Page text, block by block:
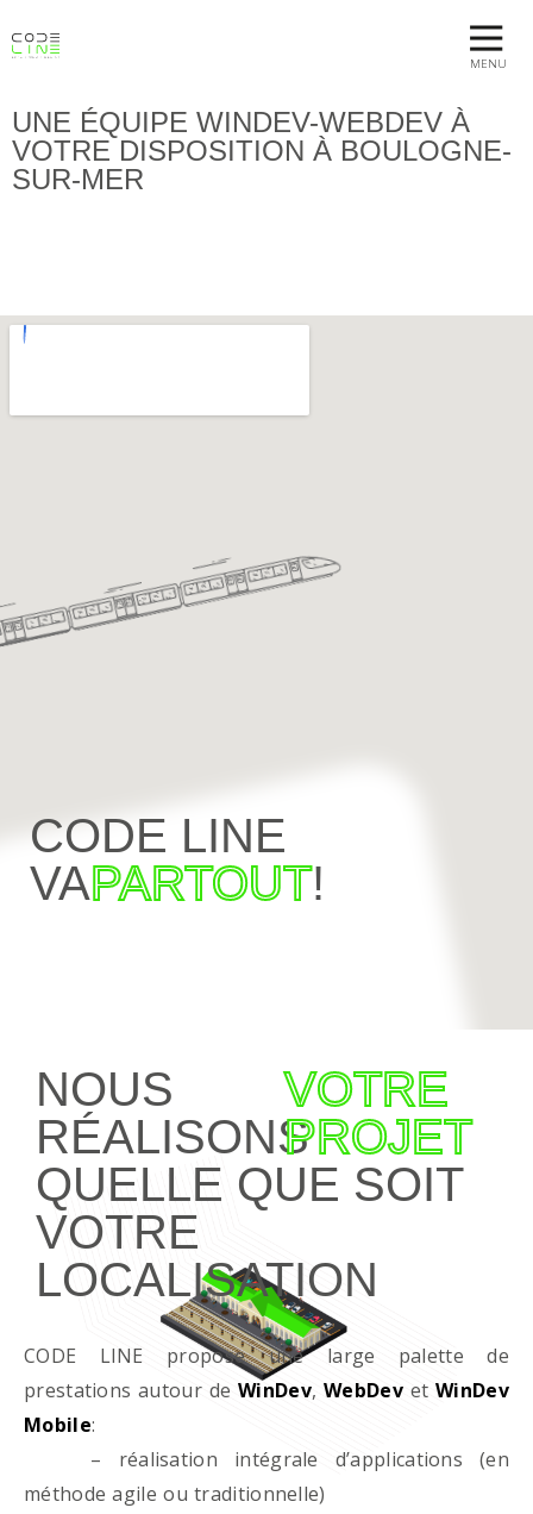
MENU
UNE ÉQUIPE WINDEV-WEBDEV À
VOTRE DISPOSITION À BOULOGNE-
SUR-MER
CODE LINE
VAPARTOUT!
NOUS
RÉALISONS
VOTRE
PROJET
QUELLE QUE SOIT
VOTRE
LOCALISATION
CODE LINE propose une large palette de
prestations autour deWinDev,WebDevet WinDev
Mobile:
– réalisation intégrale d’applications (en
méthode agile ou traditionnelle)